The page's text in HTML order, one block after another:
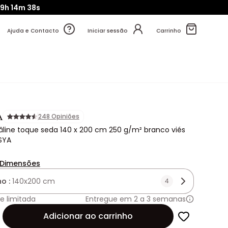
14m 37s
Ajuda e Contacto Iniciar sessão Carrinho
248 Opiniões
toque seda 140 x 200 cm 250 g/m² branco viés
: 140x200 cm 4
limitada
Entregue em 2 a 3 semanas
Adicionar ao carrinho